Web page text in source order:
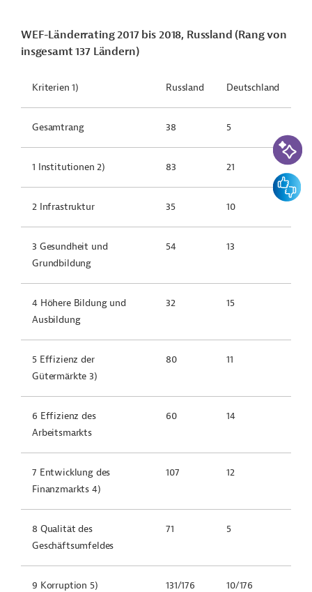
WEF-Länderrating 2017 bis 2018, Russland (Rang von
insgesamt 137 Ländern)
Kriterien 1) Russland Deutschland
Gesamtrang 38 5
1 Institutionen 2) 83 21
2 Infrastruktur 35 10
3 Gesundheit und
Grundbildung
54 13
4 Höhere Bildung und
Ausbildung
32 15
5 Effizienz der
Gütermärkte 3)
80 11
6 Effizienz des
Arbeitsmarkts
60 14
7 Entwicklung des
Finanzmarkts 4)
107 12
8 Qualität des
Geschäftsumfeldes
71 5
9 Korruption 5) 131/176 10/176
KI-